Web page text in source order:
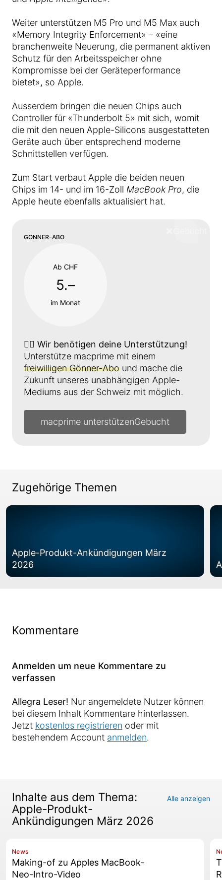
Weiter unterstützen M5 Pro und M5 Max auch
«Memory Integrity Enforcement» – «eine
branchenweite Neuerung, die permanent aktiven
Schutz für den Arbeitsspeicher ohne
Kompromisse bei der Geräte­performance
bietet», so Apple.
Ausserdem bringen die neuen Chips auch
Controller für «Thunderbolt 5» mit sich, womit
die mit den neuen Apple-Silicons ausgestatteten
Geräte auch über entsprechend moderne
Schnittstellen verfügen.
Zum Start verbaut Apple die beiden neuen
Chips im 14- und im 16-Zoll MacBook Pro, die
Apple heute ebenfalls aktualisiert hat.
GÖNNER-ABO
Ab CHF
5.–
im Monat
👉🏼 Wir benötigen deine Unterstützung!
Unterstütze macprime mit einem
freiwilligen Gönner-Abo und mache die
Zukunft unseres unabhängigen Apple-
Mediums aus der Schweiz mit möglich.
macprime unterstützen
Zugehörige Themen
Apple-Produkt-Ankündigungen März
2026
Kommentare
Anmelden um neue Kommentare zu
verfassen
Allegra Leser! Nur angemeldete Nutzer können
bei diesem Inhalt Kommentare hinterlassen.
Jetzt kostenlos registrieren oder mit
bestehendem Account anmelden.
Inhalte aus dem Thema:
Apple-Produkt-
Ankündigungen März 2026
Alle anzeigen
News
Making-of zu Apples MacBook-
Neo-Intro-Video